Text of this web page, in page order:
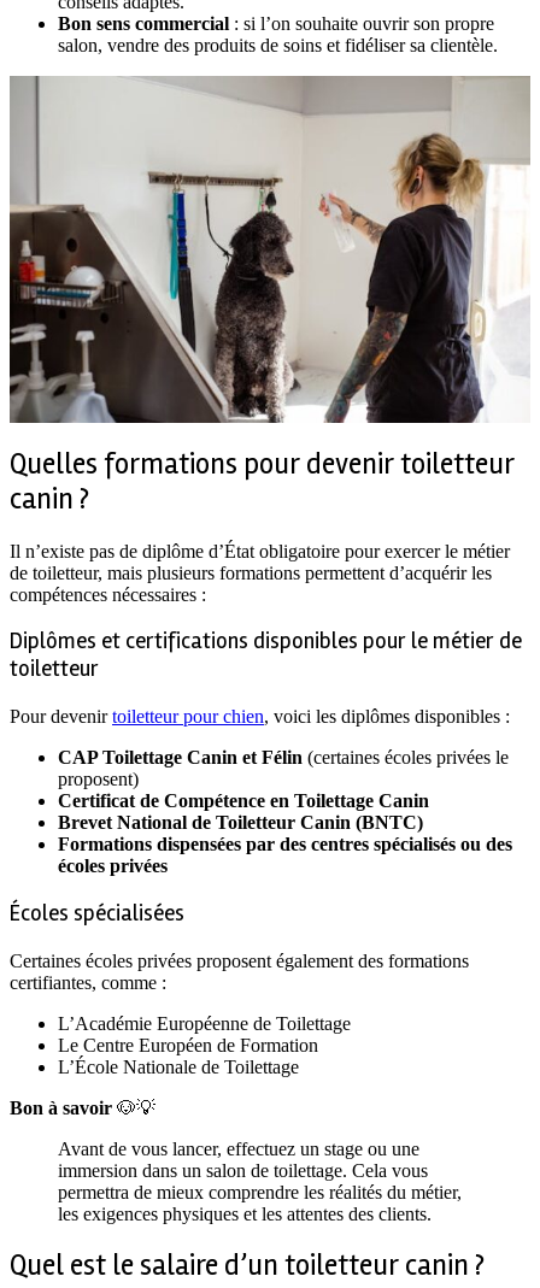
Bon sens commercial : si l’on souhaite ouvrir son propre
salon, vendre des produits de soins et fidéliser sa clientèle.
Quelles formations pour devenir toiletteur
canin ?
Il n’existe pas de diplôme d’État obligatoire pour exercer le métier
de toiletteur, mais plusieurs formations permettent d’acquérir les
compétences nécessaires :
Diplômes et certifications disponibles pour le métier de
toiletteur
Pour devenirtoiletteur pour chien, voici les diplômes disponibles :
CAP Toilettage Canin et Félin (certaines écoles privées le
proposent)
Certificat de Compétence en Toilettage Canin
Brevet National de Toiletteur Canin (BNTC)
Formations dispensées par des centres spécialisés ou des
écoles privées
Écoles spécialisées
Certaines écoles privées proposent également des formations
certifiantes, comme :
L’Académie Européenne de Toilettage
Le Centre Européen de Formation
L’École Nationale de Toilettage
Bon à savoir 🐶💡
Avant de vous lancer, effectuez un stage ou une
immersion dans un salon de toilettage. Cela vous
permettra de mieux comprendre les réalités du métier,
les exigences physiques et les attentes des clients.
Quel est le salaire d’un toiletteur canin ?